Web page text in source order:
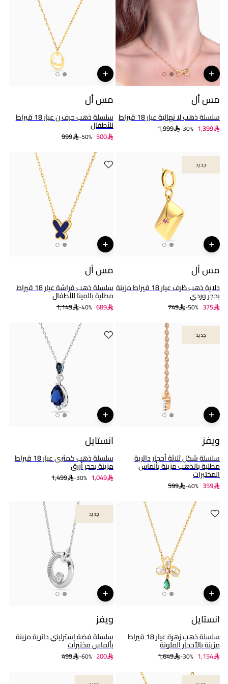
مس أل
سلسلة ذهب لا نهائية عيار 18 قيراط
1,999 30%- 1,399
مس أل
سلسلة ذهب حرف ن عيار 18 قيراط
للأطفال
999 50%- 500
جديد
جديد
مس أل
دلاية ذهب ظرف عيار 18 قيراط مزينة
بحجر وردي
749 50%- 375
مس أل
سلسلة ذهب فراشة عيار 18 قيراط
مطلية بالمينا للأطفال
1,149 40%- 689
جديد
جديد
ويفز
سلسلة شكل ثلاثة أحجار دائرية
مطلية بالذهب مزينة بألماس
المختبرات
599 40%- 359
انستايل
سلسلة ذهب كمثرى عيار 18 قيراط
مزينة بحجر أزرق
1,499 30%- 1,049
انستايل
سلسلة ذهب زهرة عيار 18 قيراط
مزينة بالأحجار الملونة
1,649 30%- 1,154
جديد
جديد
ويفز
سلسلة فضة إسترليني دائرية مزينة
بألماس مختبرات
499 60%- 200